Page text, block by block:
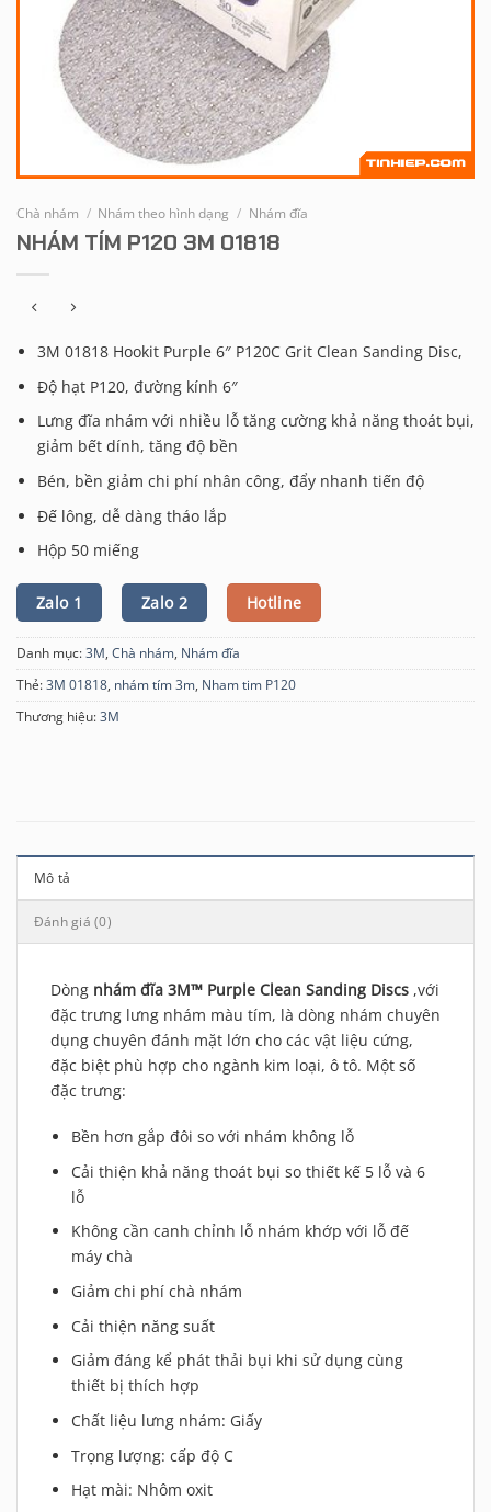
Chà nhám / Nhám theo hình dạng / Nhám đĩa
NHÁM TÍM P120 3M 01818
3M 01818 Hookit Purple 6″ P120C Grit Clean Sanding Disc,
Độ hạt P120, đường kính 6″
Lưng đĩa nhám với nhiều lỗ tăng cường khả năng thoát bụi,
giảm bết dính, tăng độ bền
Bén, bền giảm chi phí nhân công, đẩy nhanh tiến độ
Đế lông, dễ dàng tháo lắp
Hộp 50 miếng
Zalo 1 Zalo 2 Hotline
Danh mục: 3M Chà nhám Nhám đĩa
Thẻ: 3M 01818 nhám tím 3m Nham tim P120
Thương hiệu: 3M
Mô tả
Đánh giá (0)
Dòng nhám đĩa 3M™ Purple Clean Sanding Discs ,với
đặc trưng lưng nhám màu tím, là dòng nhám chuyên
dụng chuyên đánh mặt lớn cho các vật liệu cứng,
đặc biệt phù hợp cho ngành kim loại, ô tô. Một số
đặc trưng:
Bền hơn gắp đôi so với nhám không lỗ
Cải thiện khả năng thoát bụi so thiết kế 5 lỗ và 6
lỗ
Không cần canh chỉnh lỗ nhám khớp với lỗ đế
máy chà
Giảm chi phí chà nhám
Cải thiện năng suất
Giảm đáng kể phát thải bụi khi sử dụng cùng
thiết bị thích hợp
Chất liệu lưng nhám: Giấy
Trọng lượng: cấp độ C
Hạt mài: Nhôm oxit